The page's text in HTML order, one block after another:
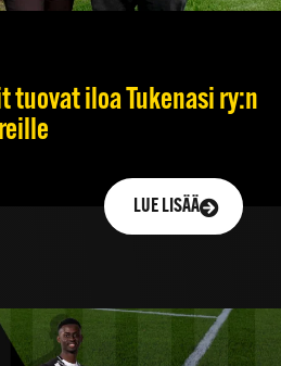
tuovat iloa Tukenasi ry:n
LUE LISÄÄ